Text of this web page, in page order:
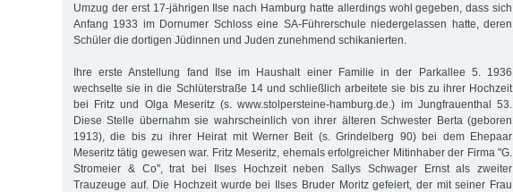
Umzug der erst 17-jährigen Ilse nach Hamburg hatte allerdings wohl gegeben, dass sich
Anfang 1933 im Dornumer Schloss eine SA-Führerschule niedergelassen hatte, deren
Schüler die dortigen Jüdinnen und Juden zunehmend schikanierten.
Ihre erste Anstellung fand Ilse im Haushalt einer Familie in der Parkallee 5. 1936
wechselte sie in die Schlüterstraße 14 und schließlich arbeitete sie bis zu ihrer Hochzeit
bei Fritz und Olga Meseritz (s. www.stolpersteine-hamburg.de.) im Jungfrauenthal 53.
Diese Stelle übernahm sie wahrscheinlich von ihrer älteren Schwester Berta (geboren
1913), die bis zu ihrer Heirat mit Werner Beit (s. Grindelberg 90) bei dem Ehepaar
Meseritz tätig gewesen war. Fritz Meseritz, ehemals erfolgreicher Mitinhaber der Firma "G.
Stromeier & Co", trat bei Ilses Hochzeit neben Sallys Schwager Ernst als zweiter
Trauzeuge auf. Die Hochzeit wurde bei Ilses Bruder Moritz gefeiert, der mit seiner Frau